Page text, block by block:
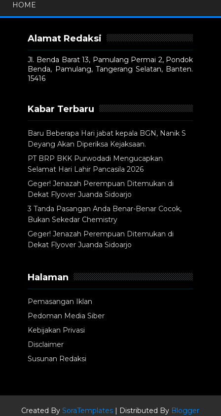
HOME
Alamat Redaksi
Jl. Benda Barat 13, Pamulang Permai 2, Pondok
Benda, Pamulang, Tangerang Selatan, Banten.
15416
Kabar Terbaru
Baru Beberapa Hari jabat kepala BGN, Nanik S
Deyang Akan Diperiksa Kejaksaan.
PT BRP BKK Purwodadi Mengucapkan
Selamat Hari Lahir Pancasila 2026
Geger! Jenazah Perempuan Ditemukan di
Dekat Flyover Juanda Sidoarjo
3 Tanda Pasangan Anda Benar-Benar Cocok,
Bukan Sekedar Chemistry
Geger! Jenazah Perempuan Ditemukan di
Dekat Flyover Juanda Sidoarjo
Halaman
Pemasangan Iklan
Pedoman Media Siber
Kebijakan Privasi
Disclaimer
Susunan Redaksi
Created BySoraTemplates | Distributed By Blogger